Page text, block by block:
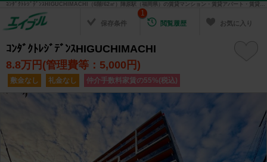
ｺﾝﾀﾞｸﾄﾚｼﾞﾃﾞﾝｽHIGUCHIMACHI（6階/62㎡）陣原駅（福岡県）の賃貸マンション・賃貸アパート・賃貸住宅の不動産情報を検索！ 不動産賃貸の物件探しは、お部屋探しのエイブル
保存条件 閲覧履歴
1
お気に入り
ｺﾝﾀﾞｸﾄﾚｼﾞﾃﾞﾝｽHIGUCHIMACHI
8.8万円(管理費等：5,000円)
敷金なし 礼金なし 仲介手数料家賃の55%(税込)